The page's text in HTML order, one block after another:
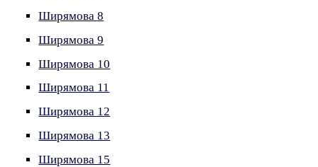
Ширямова 8
Ширямова 9
Ширямова 10
Ширямова 11
Ширямова 12
Ширямова 13
Ширямова 15